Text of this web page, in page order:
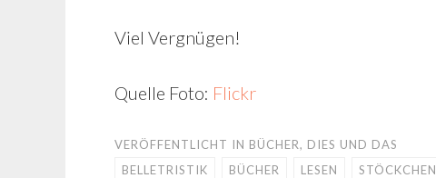
Viel Vergnügen!
Quelle Foto: Flickr
VERÖFFENTLICHT IN BÜCHER, DIES UND DAS
BELLETRISTIK
BÜCHER LESEN STÖCKCHEN